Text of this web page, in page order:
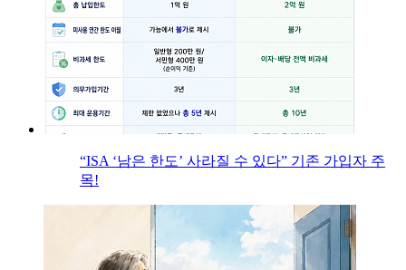
“ISA ‘남은 한도’ 사라질 수 있다” 기존 가입자 주
목!